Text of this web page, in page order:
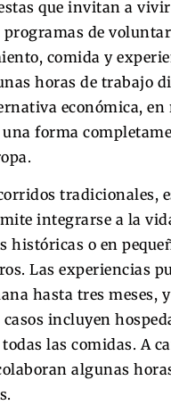
que invitan a
programas de
comida y
horas de trabajo
económica, en
forma
tradicionales,
integrarse a la
históricas o en
Las experiencias
hasta tres meses,
incluyen
las comidas. A
algunas